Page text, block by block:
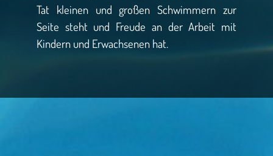
Tat kleinen und großen Schwimmern zur
Seite steht und Freude an der Arbeit mit
Kindern und Erwachsenen hat.